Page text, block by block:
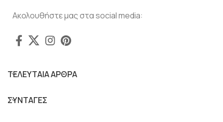
Ακολουθήστε μας στα social media:
ΤΕΛΕΥΤΑΙΑ ΑΡΘΡΑ
ΣΥΝΤΑΓΕΣ